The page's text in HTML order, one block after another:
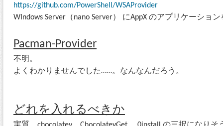
https://github.com/PowerShell/WSAProvider
WIndows Server（nano Server） にAppX のアプリケーショ
Pacman-Provider
不明。
よくわかりませんでした……。なんなんだろう。
どれを入れるべきか